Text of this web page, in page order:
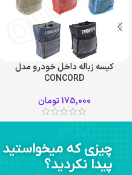
کیسه زباله داخل خودرو مدل
CONCORD
175,000تومان
چیزی که میخواستید
پیدا نکردید؟